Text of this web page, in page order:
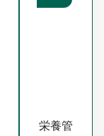
栄養管